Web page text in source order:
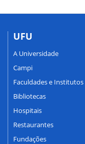
UFU
A Universidade
Campi
Faculdades e Institutos
Bibliotecas
Hospitais
Restaurantes
Fundações